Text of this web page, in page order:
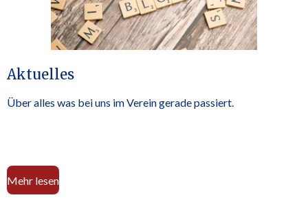
Aktuelles
Über alles was bei uns im Verein gerade passiert.
Mehr lesen